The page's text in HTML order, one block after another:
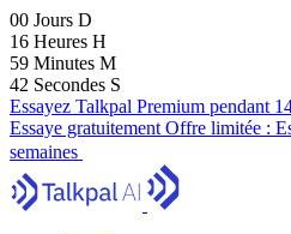
00 Jours D
16 Heures H
59 Minutes M
41 Secondes S
Essayez Talkpal Premium pendant
Essaye gratuitement Offre limitée :
semaines